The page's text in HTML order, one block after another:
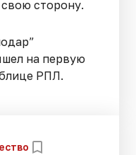
сторону.
на первую
РПЛ.